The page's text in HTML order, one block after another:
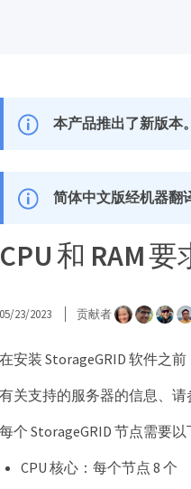
本产品推出了新版本。
简体中文版经机器翻
CPU 和 RAM 要
05/23/2023 贡献者
在安装 StorageGRID 软件之
有关支持的服务器的信息、请
每个 StorageGRID 节点需要以
CPU 核心：每个节点 8 个